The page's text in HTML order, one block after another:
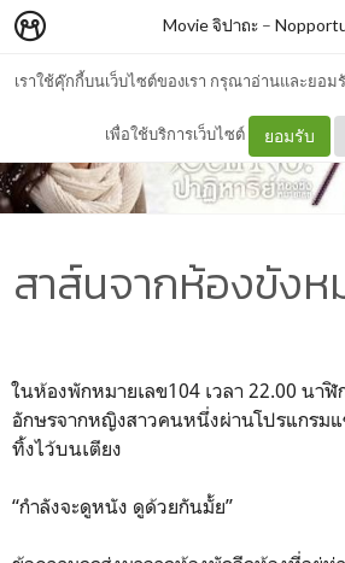
เราใช้คุ๊กกี้บนเว็บไซต์ของเรา กรุณาอ่านและยอม
เพื่อใช้บริการเว็บไซต์ ยอมรับ
Movie จิปาถะ –
สาส์นจากห้องขังห
ในห้องพักหมายเลข104 เวลา 22.00 นา
อักษรจากหญิงสาวคนหนึ่งผ่านโปรแกรม
ทิ้งไว้บนเตียง
“กำลังจะดูหนัง ดูด้วยกันมั้ย”